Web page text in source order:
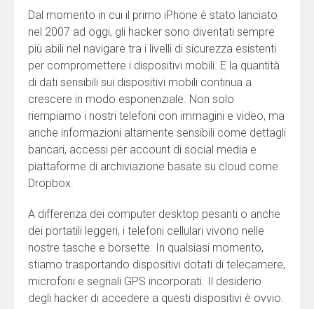
Dal momento in cui il primo iPhone è stato lanciato
nel 2007 ad oggi, gli hacker sono diventati sempre
più abili nel navigare tra i livelli di sicurezza esistenti
per compromettere i dispositivi mobili. E la quantità
di dati sensibili sui dispositivi mobili continua a
crescere in modo esponenziale. Non solo
riempiamo i nostri telefoni con immagini e video, ma
anche informazioni altamente sensibili come dettagli
bancari, accessi per account di social media e
piattaforme di archiviazione basate su cloud come
Dropbox.
A differenza dei computer desktop pesanti o anche
dei portatili leggeri, i telefoni cellulari vivono nelle
nostre tasche e borsette. In qualsiasi momento,
stiamo trasportando dispositivi dotati di telecamere,
microfoni e segnali GPS incorporati. Il desiderio
degli hacker di accedere a questi dispositivi è ovvio.